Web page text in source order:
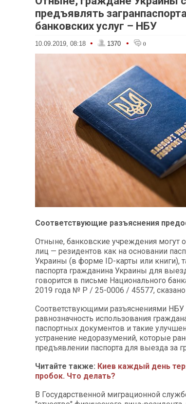
предъявлять
банковских услуг – НБУ
10.09.2019, 08:18 • 1370 • 0
Соответствующие разъяснения
Отныне, банковские учреждения могут
лиц — резидентов как на основании
Украины (в форме ID-карты или книги),
паспорта гражданина Украины для
говорится в письме Национального
2019 года № Р / 25-0006 / 45577,
Соответствующими разъяснениями НБУ
равнозначность использования
паспортных документов и такие
устранение недоразумений, которые
предъявлении паспорта для выезда за
Читайте также: Киев каждый день
пробок. Что делать?
В Государственной миграционной